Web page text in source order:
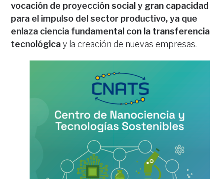
vocación de proyección social y gran capacidad
para el impulso del sector productivo, ya que
enlaza ciencia fundamental con la transferencia
tecnológicay la creación de nuevas empresas.